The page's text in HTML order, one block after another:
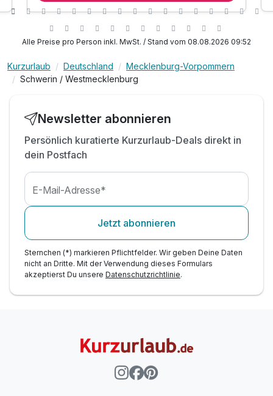
inkl. Eintritt in den Bernstein-Spa
Erlebnisdusche & Outdoor Infinity Tauchbecken*
inkl. direktem Zugang zum Badesee
inkl. Streichelzoo mit Hasen, Lamas, Pferde &
inkl. kostenfreier Nutzung W-Lan
Alle Preise pro Person inkl. MwSt. / Stand vom 08.08.2026 09:52
Kurzurlaub Deutschland
Mecklenburg-Vorpommern
Schwerin / Westmecklenburg
Newsletter abonnieren
Persönlich kuratierte Kurzurlaub-Deals direkt in
dein Postfach
E-Mail-Adresse*
Jetzt abonnieren
Sternchen (*) markieren Pflichtfelder. Wir geben Deine Daten
nicht an Dritte. Mit der Verwendung dieses Formulars
akzeptierst Du unsere Datenschutzrichtlinie.